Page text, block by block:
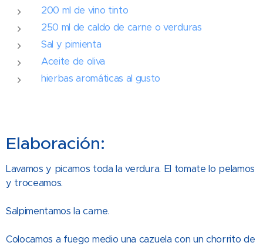
200 ml de vino tinto
250 ml de caldo de carne o verduras
Sal y pimienta
Aceite de oliva
hierbas aromáticas al gusto
Elaboración:
Lavamos y picamos toda la verdura. El tomate lo pelamos
y troceamos.
Salpimentamos la carne.
Colocamos a fuego medio una cazuela con un chorrito de